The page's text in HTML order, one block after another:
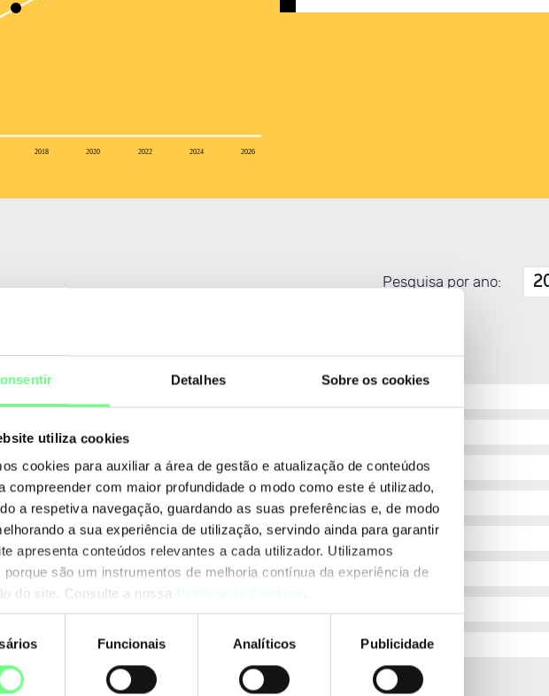
Detalhes Sobre os cookies
utiliza cookies
cookies para auxiliar a área de gestão e atualização de conteúdos
compreender com maior profundidade o modo como este é utilizado,
a respetiva navegação, guardando as suas preferências e, de modo
a sua experiência de utilização, servindo ainda para garantir
apresenta conteúdos relevantes a cada utilizador. Utilizamos
porque são um instrumentos de melhoria contínua da experiência de
do site. Consulte a nossa
Funcionais Analíticos Publicidade
2018 2020 2022 2024 2026
Pesquisa por ano:
Mês
Junho
Maio
Abril
Março
Fevereiro
Janeiro